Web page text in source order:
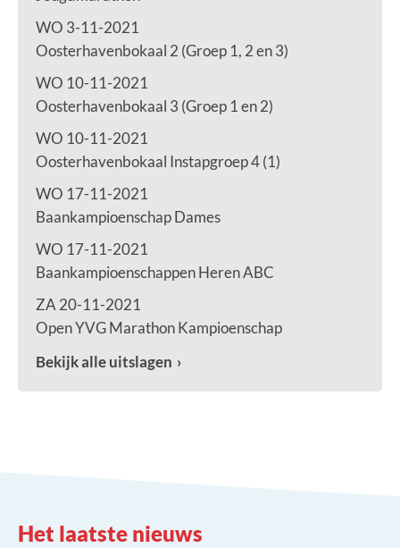
WO 3-11-2021
Oosterhavenbokaal 2 (Groep 1, 2 en 3)
WO 10-11-2021
Oosterhavenbokaal 3 (Groep 1 en 2)
WO 10-11-2021
Oosterhavenbokaal Instapgroep 4 (1)
WO 17-11-2021
Baankampioenschap Dames
WO 17-11-2021
Baankampioenschappen Heren ABC
ZA 20-11-2021
Open YVG Marathon Kampioenschap
Bekijk alle uitslagen
Het laatste nieuws